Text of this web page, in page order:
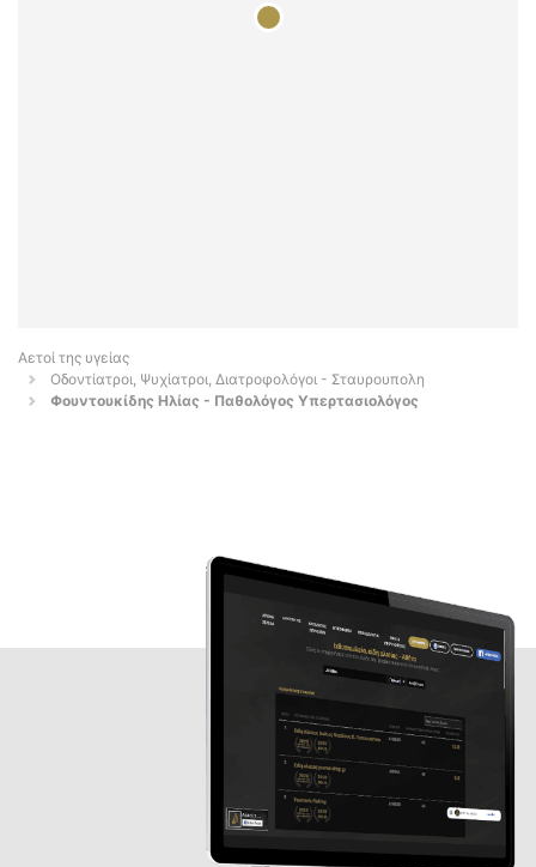
Αετοί της υγείας
Οδοντίατροι, Ψυχίατροι, Διατροφολόγοι - Σταυρουπολη
Φουντουκίδης Ηλίας - Παθολόγος Υπερτασιολόγος